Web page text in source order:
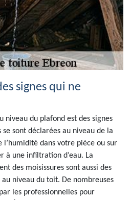
signes qui ne
niveau du plafond est des signes
sont déclarées au niveau de la
l’humidité dans votre pièce ou sur
à une infiltration d’eau. La
des moisissures sont aussi des
niveau du toit. De nombreuses
les professionnelles pour